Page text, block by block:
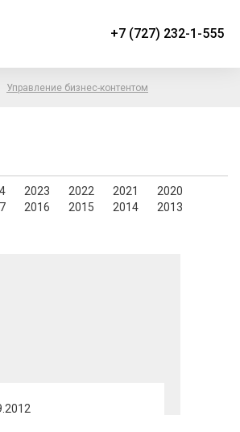
+7 (727) 232-1-555
Управление бизнес-контентом
2023 2022 2021
2020
2016 2015 2014
2013